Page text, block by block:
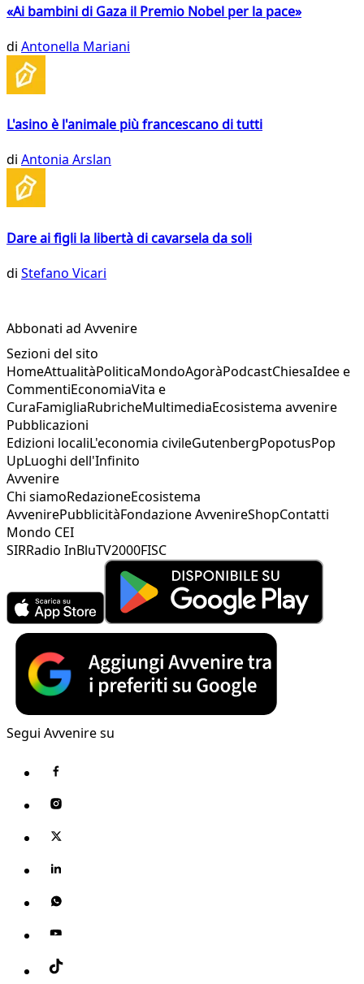
«Ai bambini di Gaza il Premio Nobel per la pace»
di Antonella Mariani
L'asino è l'animale più francescano di tutti
di Antonia Arslan
Dare ai figli la libertà di cavarsela da soli
di Stefano Vicari
Abbonati ad Avvenire
Sezioni del sito
HomeAttualitàPoliticaMondoAgoràPodcastChiesaIdee e
CommentiEconomiaVita e
CuraFamigliaRubricheMultimediaEcosistema avvenire
Pubblicazioni
Edizioni localiL'economia civileGutenbergPopotusPop
UpLuoghi dell'Infinito
Avvenire
Chi siamoRedazioneEcosistema
AvvenirePubblicitàFondazione AvvenireShopContatti
Mondo CEI
SIRRadio InBluTV2000FISC
Segui Avvenire su